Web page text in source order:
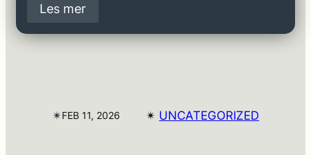
Les mer
✴︎FEB 11, 2026 ✴︎ UNCATEGORIZED